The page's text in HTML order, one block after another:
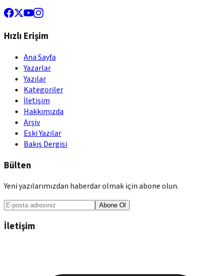
Hızlı Erişim
Ana Sayfa
Yazarlar
Yazılar
Kategoriler
İletişim
Hakkımızda
Arşiv
Eski Yazılar
Bakış Dergisi
Bülten
Yeni yazılarımızdan haberdar olmak için abone olun.
Abone Ol
İletişim